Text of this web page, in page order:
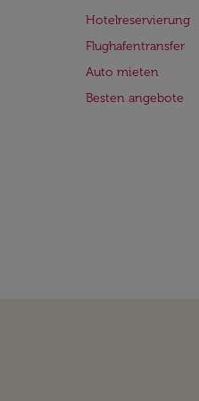
Hotelreservierung
Flughafentransfer
Auto mieten
Besten angebote